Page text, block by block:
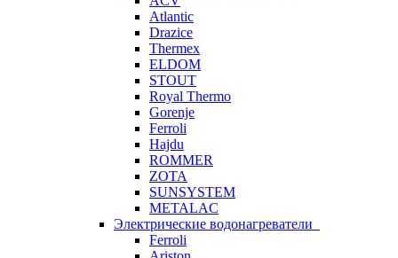
Atlantic
Drazice
Thermex
ELDOM
STOUT
Royal Thermo
Gorenje
Ferroli
Hajdu
ROMMER
ZOTA
SUNSYSTEM
METALAC
Электрические водонагреватели
Ferroli